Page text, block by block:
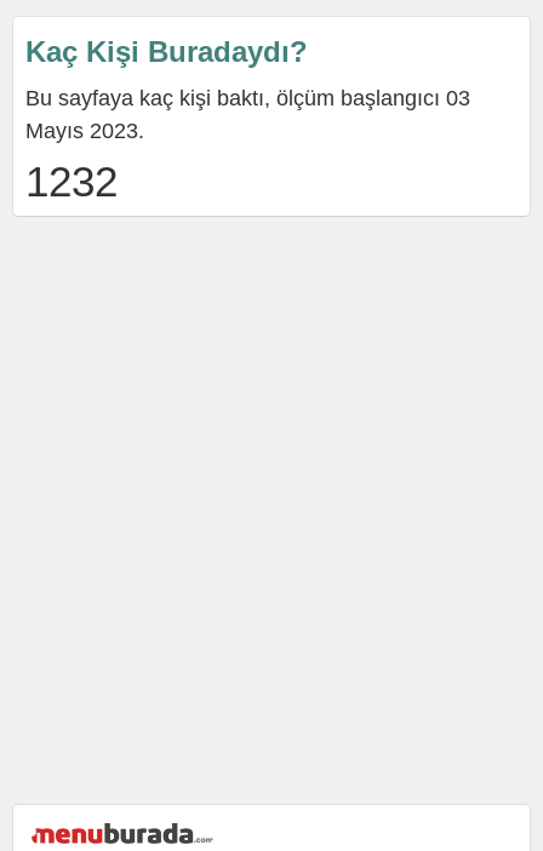
Kaç Kişi Buradaydı?
Bu sayfaya kaç kişi baktı, ölçüm başlangıcı 03
Mayıs 2023.
1232